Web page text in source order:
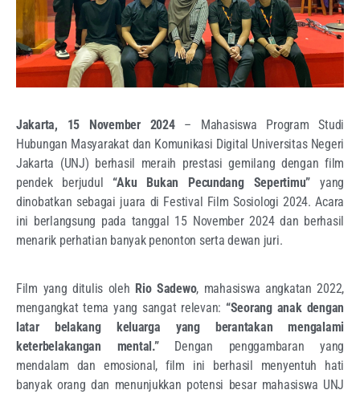
Jakarta, 15 November 2024– Mahasiswa Program Studi
Hubungan Masyarakat dan Komunikasi Digital Universitas Negeri
Jakarta (UNJ) berhasil meraih prestasi gemilang dengan film
pendek berjudul “Aku Bukan Pecundang Sepertimu” yang
dinobatkan sebagai juara di Festival Film Sosiologi 2024. Acara
ini berlangsung pada tanggal 15 November 2024 dan berhasil
menarik perhatian banyak penonton serta dewan juri.
Film yang ditulis oleh Rio Sadewo, mahasiswa angkatan 2022,
mengangkat tema yang sangat relevan: “Seorang anak dengan
latar belakang keluarga yang berantakan mengalami
keterbelakangan mental.”Dengan penggambaran yang
mendalam dan emosional, film ini berhasil menyentuh hati
banyak orang dan menunjukkan potensi besar mahasiswa UNJ